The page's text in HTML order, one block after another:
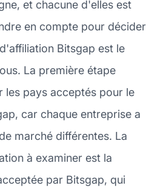
et chacune d'elles est
en compte pour décider
Bitsgap est le
La première étape
les pays acceptés pour le
car chaque entreprise a
marché différentes. La
à examiner est la
par Bitsgap, qui